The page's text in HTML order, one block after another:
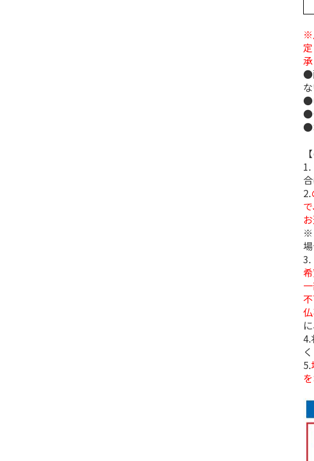
※
●
●
●
●
2.
※
3.
4.
5.